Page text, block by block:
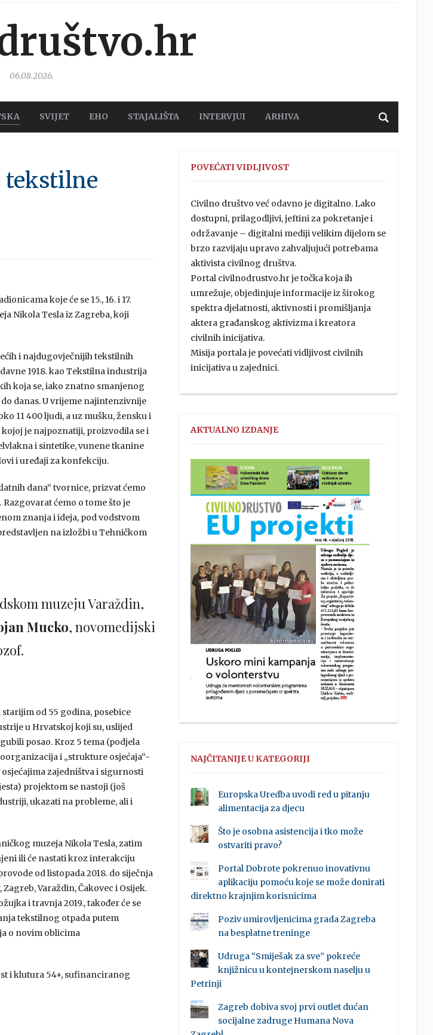
06.08.2026.
SVIJET EHO STAJALIŠTA INTERVJUI ARHIVA
tekstilne
koje će se 15., 16. i 17.
Nikola Tesla iz Zagreba, koji
i najdugovječnijih tekstilnih
1918. kao Tekstilna industrija
koja se, iako znatno smanjenog
danas. U vrijeme najintenzivnije
11 400 ljudi, a uz mušku, žensku i
je najpoznatiji, proizvodila se i
i sintetike, vunene tkanine
i uređaji za konfekciju.
dana“ tvornice, prizvat ćemo
ćemo o tome što je
znanja i ideja, pod vodstvom
na izložbi u Tehničkom
muzeju Varaždin,
Mucko, novomedijski
od 55 godina, posebice
u Hrvatskoj koji su, uslijed
posao. Kroz 5 tema (podjela
i „strukture osjećaja“-
zajedništva i sigurnosti
projektom se nastoji (još
ukazati na probleme, ali i
muzeja Nikola Tesla, zatim
ili će nastati kroz interakciju
od listopada 2018. do siječnja
Varaždin, Čakovec i Osijek.
i travnja 2019., također će se
tekstilnog otpada putem
o novim oblicima
i klutura 54+, sufinanciranog
POVEĆATI VIDLJIVOST
Civilno društvo već odavno je digitalno. Lako
dostupni, prilagodljivi, jeftini za pokretanje i
održavanje – digitalni mediji velikim dijelom se
brzo razvijaju upravo zahvaljujući potrebama
aktivista civilnog društva.
Portal civilnodrustvo.hr je točka koja ih
umrežuje, objedinjuje informacije iz širokog
spektra djelatnosti, aktivnosti i promišljanja
aktera građanskog aktivizma i kreatora
civilnih inicijativa.
Misija portala je povećati vidljivost civilnih
inicijativa u zajednici.
AKTUALNO IZDANJE
NAJČITANIJE U KATEGORIJI
Europska Uredba uvodi red u pitanju
alimentacija za djecu
Što je osobna asistencija i tko može
ostvariti pravo?
Portal Dobrote pokrenuo inovativnu
aplikaciju pomoću koje se može donirati
direktno krajnjim korisnicima
Poziv umirovljenicima grada Zagreba
na besplatne treninge
Udruga “Smiješak za sve” pokreće
knjižnicu u kontejnerskom naselju u
Petrinji
Zagreb dobiva svoj prvi outlet dućan
socijalne zadruge Humana Nova